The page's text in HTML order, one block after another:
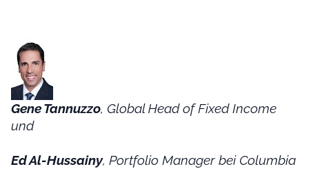
Gene Tannuzzo, Global Head of Fixed Income
und
Ed Al-Hussainy, Portfolio Manager bei Columbia